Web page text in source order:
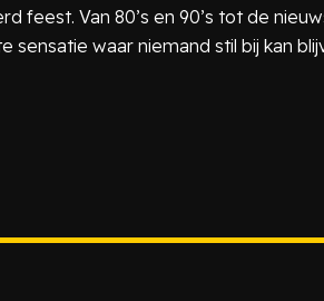
feest. Van 80’s en 90’s tot de
sensatie waar niemand stil bij kan